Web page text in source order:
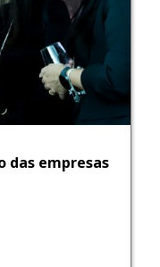
das empresas